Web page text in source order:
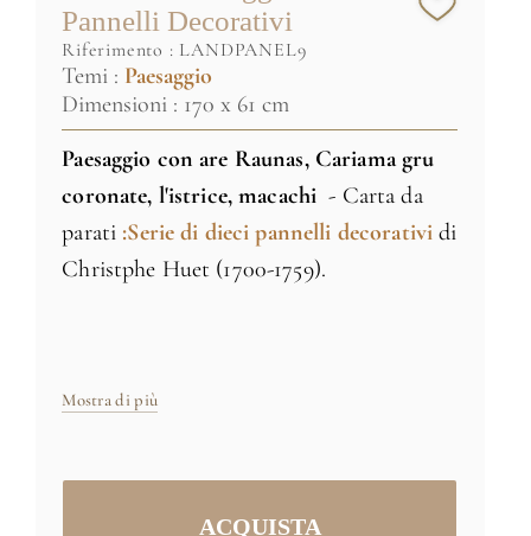
Pannelli Decorativi
riferimento : LANDPANEL9
Temi : Paesaggio
Dimensioni : 170 x 61 cm
Paesaggio con are Raunas, Cariama gru
coronate, l'istrice, macachi - Carta da
parati :Serie di diecipannelli decorativi di
Christphe Huet (1700-1759).
Dimensioni: H 170m x L61cm
Mostra di più